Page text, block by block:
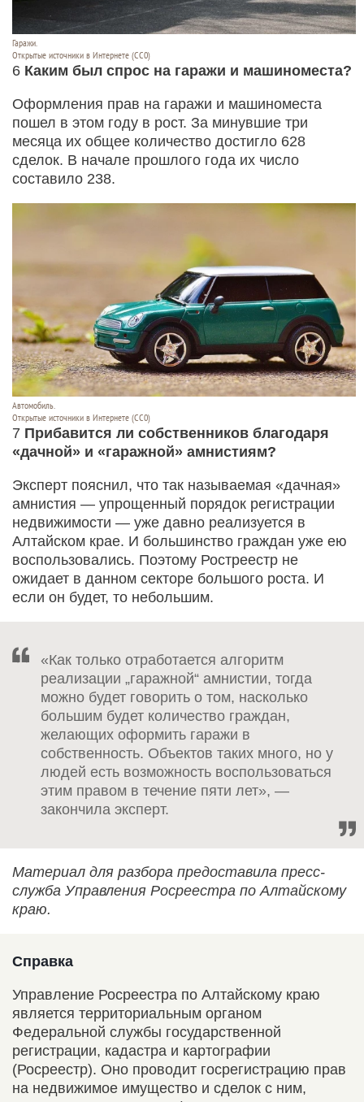
Гаражи.
Открытые источники в Интернете (СС0)
6 Каким был спрос на гаражи и машиноместа?
Оформления прав на гаражи и машиноместа
пошел в этом году в рост. За минувшие три
месяца их общее количество достигло 628
сделок. В начале прошлого года их число
составило 238.
Автомобиль.
Открытые источники в Интернете (СС0)
7 Прибавится ли собственников благодаря
«дачной» и «гаражной» амнистиям?
Эксперт пояснил, что так называемая «дачная»
амнистия — упрощенный порядок регистрации
недвижимости — уже давно реализуется в
Алтайском крае. И большинство граждан уже ею
воспользовались. Поэтому Ростреестр не
ожидает в данном секторе большого роста. И
если он будет, то небольшим.
«Как только отработается алгоритм
реализации „гаражной“ амнистии, тогда
можно будет говорить о том, насколько
большим будет количество граждан,
желающих оформить гаражи в
собственность. Объектов таких много, но у
людей есть возможность воспользоваться
этим правом в течение пяти лет», —
закончила эксперт.
Материал для разбора предоставила пресс-
служба Управления Росреестра по Алтайскому
краю.
Справка
Управление Росреестра по Алтайскому краю
является территориальным органом
Федеральной службы государственной
регистрации, кадастра и картографии
(Росреестр). Оно проводит госрегистрацию прав
на недвижимое имущество и сделок с ним,